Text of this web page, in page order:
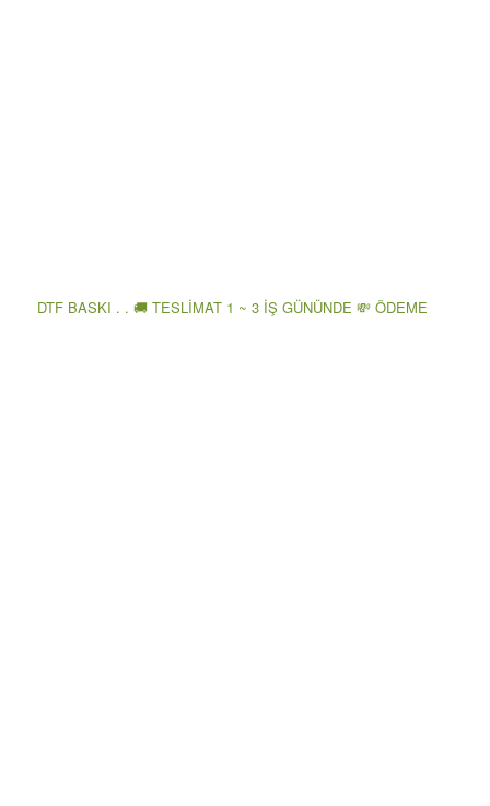
DTF BASKI . . 🚚 TESLİMAT 1 ~ 3 İŞ GÜNÜNDE 💸 ÖDEME